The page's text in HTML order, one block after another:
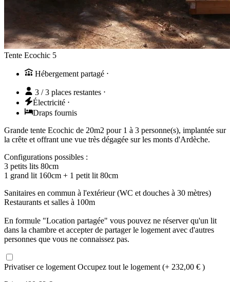
Tente Ecochic 5
Hébergement partagé ⋅
3 / 3 places restantes ⋅
Électricité ⋅
Draps fournis
Grande tente Ecochic de 20m2 pour 1 à 3 personne(s), implantée sur
la crête et offrant une vue très dégagée sur les monts d'Ardèche.
Configurations possibles :
3 petits lits 80cm
1 grand lit 160cm + 1 petit lit 80cm
Sanitaires en commun à l'extérieur (WC et douches à 30 mètres)
Restaurants et salles à 100m
En formule "Location partagée" vous pouvez ne réserver qu'un lit
dans la chambre et accepter de partager le logement avec d'autres
personnes que vous ne connaissez pas.
Privatiser ce logement Occupez tout le logement (+ 232,00 € )